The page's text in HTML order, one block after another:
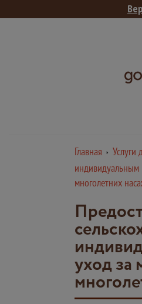
Главная Услуги
индивидуальным
многолетних
уход за